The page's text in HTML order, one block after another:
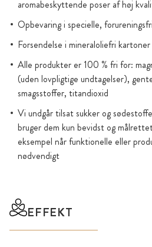
aromabeskyttende poser af høj
Opbevaring i specielle,
Forsendelse i mineraloliefri kartoner
Alle produkter er 100 % fri for:
(uden lovpligtige undtagelser),
smagsstoffer, titandioxid
Vi undgår tilsat sukker og
bruger dem kun bevidst og
eksempel når funktionelle eller
nødvendigt
EFFEKT